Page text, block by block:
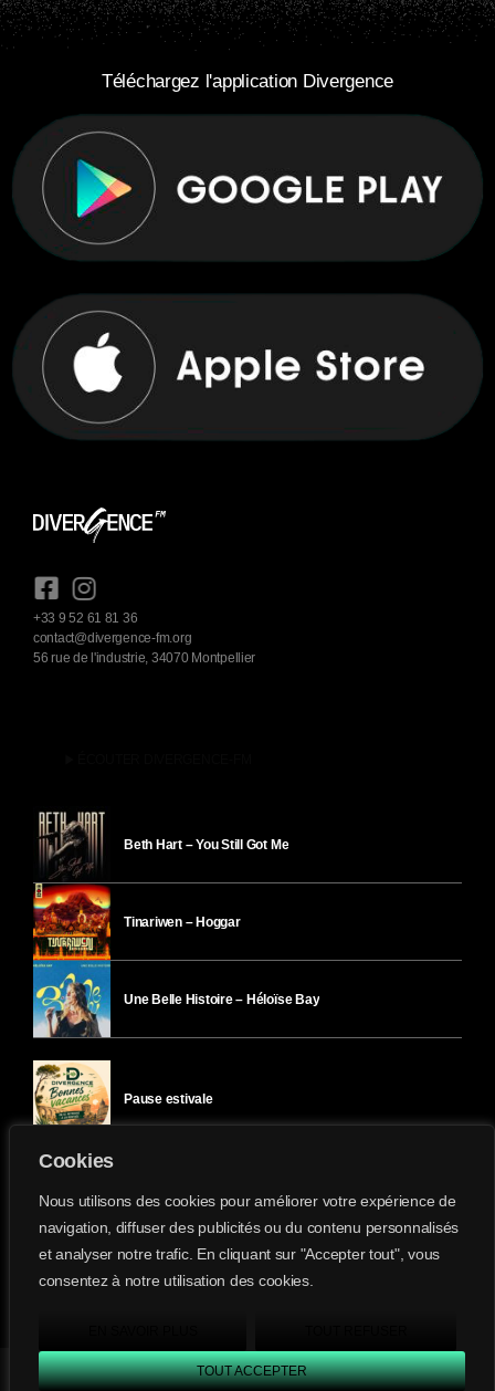
Cookies
Nous utilisons des cookies pour améliorer votre expérience de
navigation, diffuser des publicités ou du contenu personnalisés
et analyser notre trafic. En cliquant sur "Accepter tout", vous
consentez à notre utilisation des cookies.
TOUT ACCEPTER
play_arrow Divergence FM keyboard_arrow_right
Téléchargez l'application Divergence
+33 9 52 61 81 36
contact@divergence-fm.org
56 rue de l'industrie, 34070 Montpellier
Beth Hart – You Still Got Me
Tinariwen – Hoggar
Une Belle Histoire – Héloïse Bay
Pause estivale
Ici l’Ombre – mardi 28 juillet